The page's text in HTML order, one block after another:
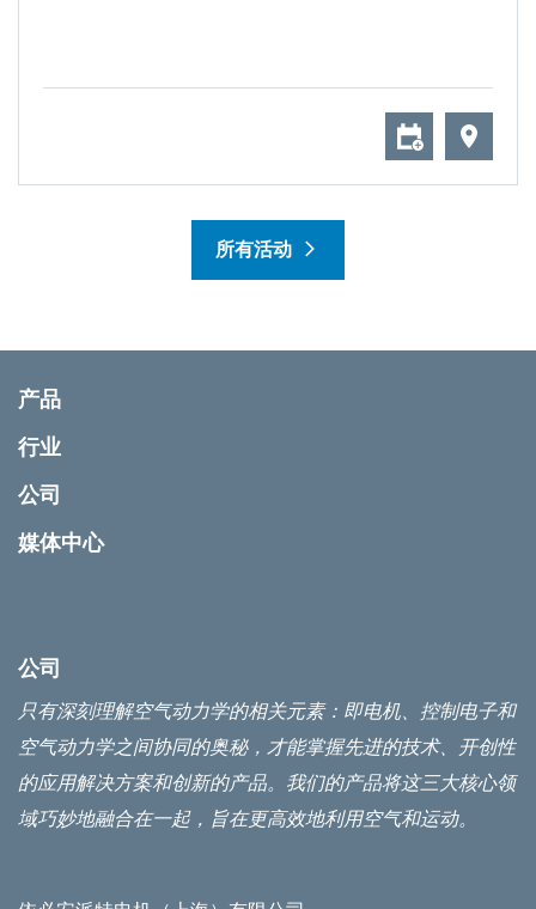
所有活动
产品
行业
公司
媒体中心
公司
只有深刻理解空气动力学的相关元素：即电机、控制电子和
空气动力学之间协同的奥秘，才能掌握先进的技术、开创性
的应用解决方案和创新的产品。我们的产品将这三大核心领
域巧妙地融合在一起，旨在更高效地利用空气和运动。